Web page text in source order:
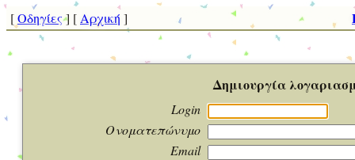
Οδηγίες Αρχική
Δημιουργία
Login
Ονοματεπώνυμο
Email